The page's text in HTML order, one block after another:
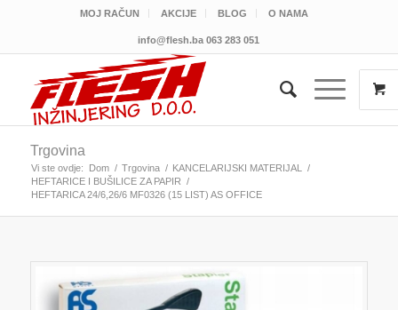
MOJ RAČUN AKCIJE BLOG O NAMA
info@flesh.ba 063 283 051
Trgovina
Vi ste ovdje: Dom / Trgovina / KANCELARIJSKI MATERIJAL
/
HEFTARICE I BUŠILICE ZA PAPIR /
HEFTARICA 24/6,26/6 MF0326 (15 LIST) AS OFFICE